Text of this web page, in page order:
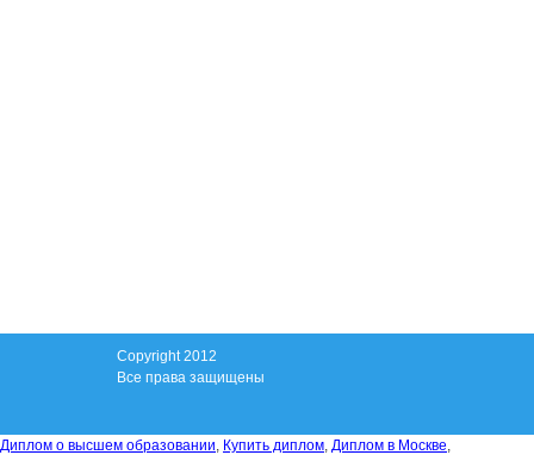
Copyright 2012
Все права защищены
Диплом о высшем образовании, Купить диплом, Диплом в Москве,